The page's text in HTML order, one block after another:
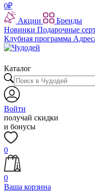
0₽
Акции
Бренды
Новинки Подарочные
Клубная программа
Каталог
Войти
получай скидки
и бонусы
0
0
Ваша корзина